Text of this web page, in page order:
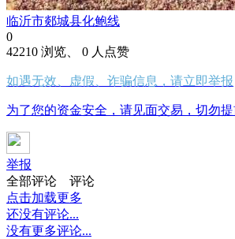
临沂市郯城县化鲍线
0
42210 浏览、 0 人点赞
如遇无效、虚假、诈骗信息，请立即举报
为了您的资金安全，请见面交易，切勿
举报
全部评论
评论
点击加载更多
还没有评论...
没有更多评论...